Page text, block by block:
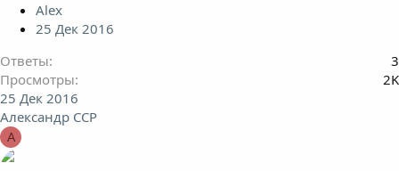
Alex
25 Дек 2016
Ответы
3
Просмотры
2K
25 Дек 2016
Александр ССР
А